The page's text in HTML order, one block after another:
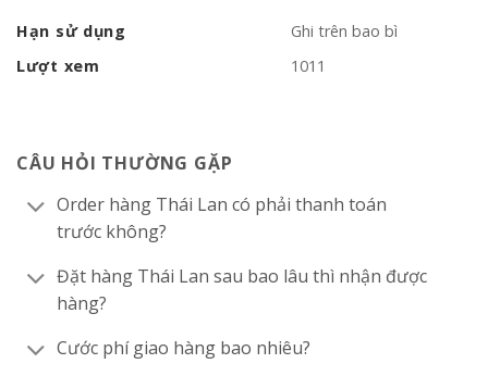
Hạn sử dụng
Ghi trên bao bì
Lượt xem
1011
CÂU HỎI THƯỜNG GẶP
Order hàng Thái Lan có phải thanh toán
trước không?
Đặt hàng Thái Lan sau bao lâu thì nhận được
hàng?
Cước phí giao hàng bao nhiêu?